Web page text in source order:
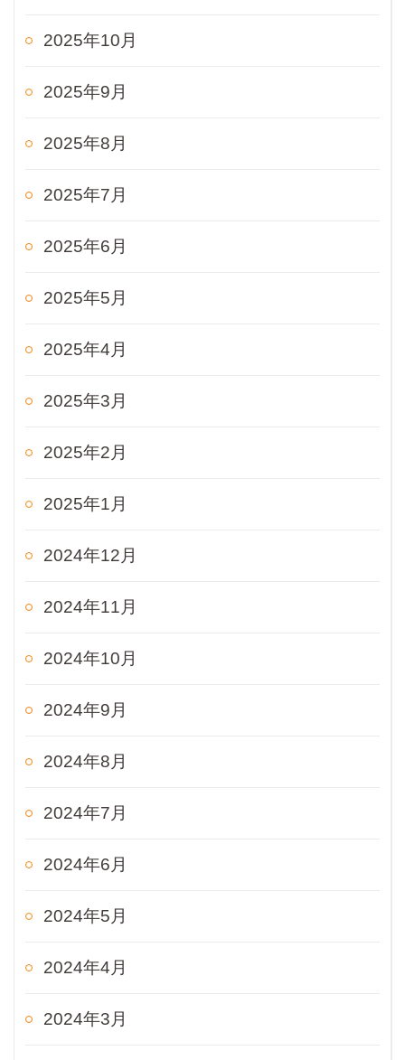
2025年10月
2025年9月
2025年8月
2025年7月
2025年6月
2025年5月
2025年4月
2025年3月
2025年2月
2025年1月
2024年12月
2024年11月
2024年10月
2024年9月
2024年8月
2024年7月
2024年6月
2024年5月
2024年4月
2024年3月